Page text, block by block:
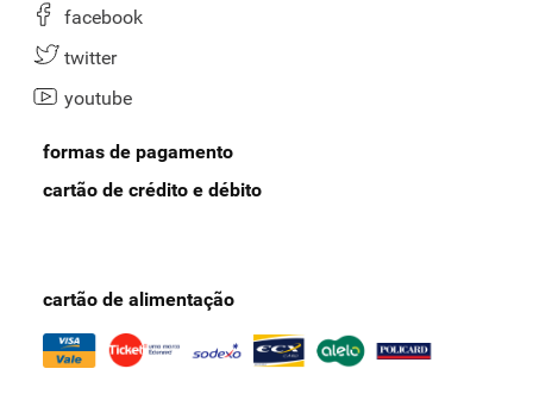
facebook
twitter
youtube
formas de pagamento
cartão de crédito e débito
cartão de alimentação